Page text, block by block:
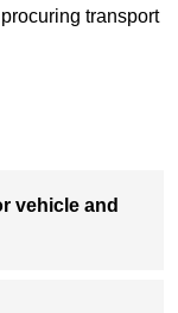
transport
vehicle and